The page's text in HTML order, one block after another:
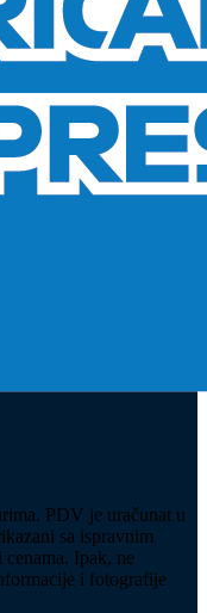
PDV je uračunat u
sa ispravnim
Ipak, ne
i fotografije